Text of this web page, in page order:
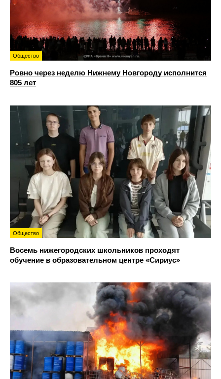
Общество
Ровно через неделю Нижнему Новгороду исполнится
805 лет
Общество
Восемь нижегородских школьников проходят
обучение в образовательном центре «Сириус»